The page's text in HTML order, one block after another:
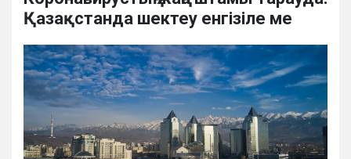
Қазақстанда шектеу енгізіле ме